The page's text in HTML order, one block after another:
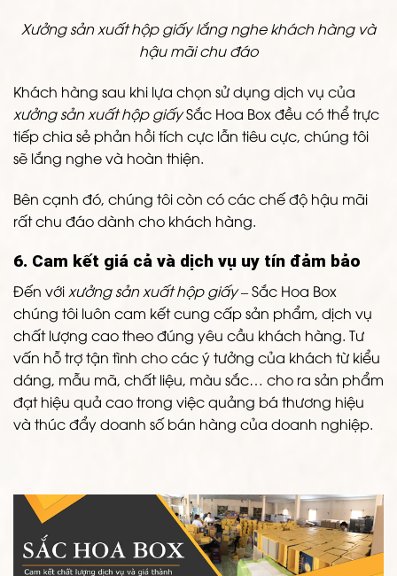
Xưởng sản xuất hộp giấy lắng nghe khách hàng và
hậu mãi chu đáo
Khách hàng sau khi lựa chọn sử dụng dịch vụ của
xưởng sản xuất hộp giấySắc Hoa Box đều có thể trực
tiếp chia sẻ phản hồi tích cực lẫn tiêu cực, chúng tôi
sẽ lắng nghe và hoàn thiện.
Bên cạnh đó, chúng tôi còn có các chế độ hậu mãi
rất chu đáo dành cho khách hàng.
6. Cam kết giá cả và dịch vụ uy tín đảm bảo
Đến với xưởng sản xuất hộp giấy– Sắc Hoa Box
chúng tôi luôn cam kết cung cấp sản phẩm, dịch vụ
chất lượng cao theo đúng yêu cầu khách hàng. Tư
vấn hỗ trợ tận tình cho các ý tưởng của khách từ kiểu
dáng, mẫu mã, chất liệu, màu sắc… cho ra sản phẩm
đạt hiệu quả cao trong việc quảng bá thương hiệu
và thúc đẩy doanh số bán hàng của doanh nghiệp.